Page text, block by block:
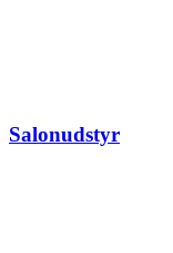
Salonudstyr